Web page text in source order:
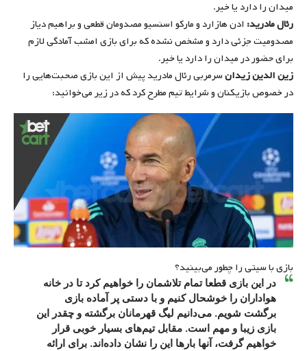
میدان را دارد یا خیر.
رئال مادرید: ادن هازارد و مارکو اسنسیو مصدومان قطعی و براهیم دیاز
مصدومیت جزئی دارد و مشخص نشده که برای بازی امشب آمادگی لازم
برای حضور در میدان را دارد یا خیر.
زین الدین زیدانسرمربی رئال مادرید پیش از این بازی صحبت‌هایی را
در خصوص بازیکنان و شرایط تیم مطرح کرد که در زیر می‌خوانید:
بازی با سیتی را چطور می‌بینید؟
در این بازی قطعا تمام تلاشمان را خواهیم کرد تا در خانه
هواداران را خوشحال کنیم و با دستی پر آماده بازی
برگشت شویم. می‌دانیم لیگ قهرمانان برگشته و چقدر این
بازی زیبا و مهم است. مقابل تیم‌های بسیار خوبی قرار
خواهیم گرفت، آنها بارها این را نشان داده‌اند. برای ارائه